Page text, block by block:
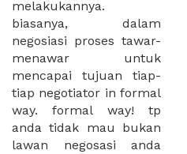
melakukannya.
biasanya, dalam
negosiasi proses tawar-
menawar untuk
mencapai tujuan tiap-
tiap negotiator in formal
way. formal way! tp
anda tidak mau bukan
lawan negosasi anda
suasana hati agar
sepakat dengan anda.
dengan hadirnya
XWORK yang
menawarkan beragam
pilihan meeting room,
bisa menjadi alternatif
untuk
menyempurnakan seni